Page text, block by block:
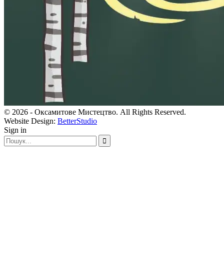
© 2026 - Оксамитове Мистецтво. All Rights Reserved.
Website Design: BetterStudio
Sign in